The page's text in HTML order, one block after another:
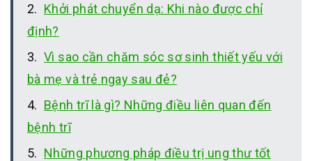
Khởi phát chuyển dạ: Khi nào được chỉ
định?
Vì sao cần chăm sóc sơ sinh thiết yếu với
bà mẹ và trẻ ngay sau đẻ?
Bệnh trĩ là gì? Những điều liên quan đến
bệnh trĩ
Những phương pháp điều trị ung thư tốt